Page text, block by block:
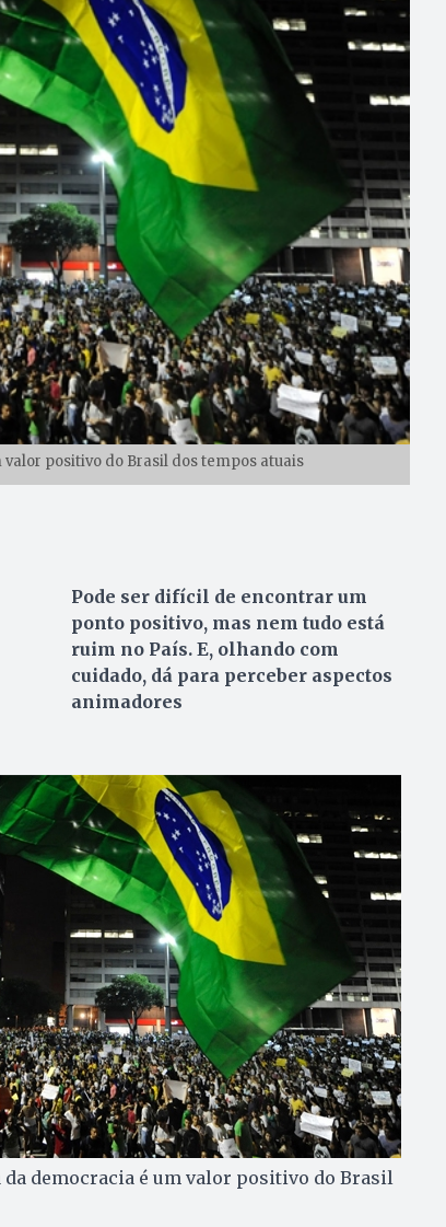
positivo do Brasil dos tempos atuais
Pode ser difícil de encontrar um
ponto positivo, mas nem tudo está
ruim no País. E, olhando com
cuidado, dá para perceber aspectos
animadores
democracia é um valor positivo do Brasil